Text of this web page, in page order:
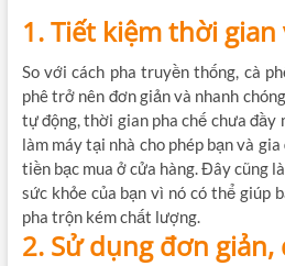
1. Tiết kiệm thời
So với cách pha truyền thống, cà
phê trở nên đơn giản và nhanh
tự động, thời gian pha chế chưa
làm máy tại nhà cho phép bạn và
tiền bạc mua ở cửa hàng. Đây cũng
sức khỏe của bạn vì nó có thể giúp
pha trộn kém chất lượng.
2. Sử dụng đơn giản,